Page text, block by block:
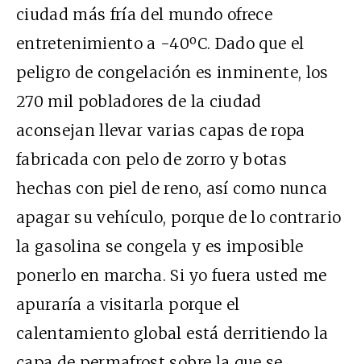
ciudad más fría del mundo ofrece
entretenimiento a -40ºC. Dado que el
peligro de congelación es inminente, los
270 mil pobladores de la ciudad
aconsejan llevar varias capas de ropa
fabricada con pelo de zorro y botas
hechas con piel de reno, así como nunca
apagar su vehículo, porque de lo contrario
la gasolina se congela y es imposible
ponerlo en marcha. Si yo fuera usted me
apuraría a visitarla porque el
calentamiento global está derritiendo la